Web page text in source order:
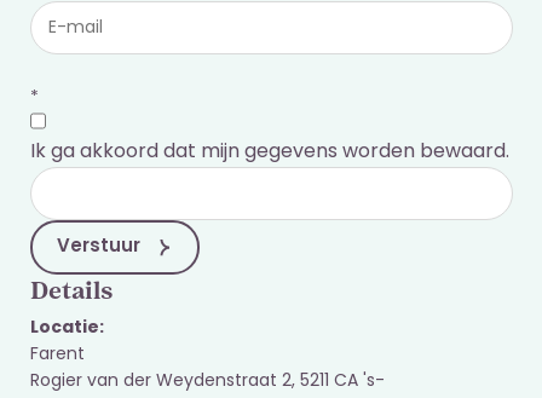
*
Ik ga akkoord dat mijn gegevens worden bewaard.
Verstuur
Details
Locatie:
Farent
Rogier van der Weydenstraat 2, 5211 CA 's-